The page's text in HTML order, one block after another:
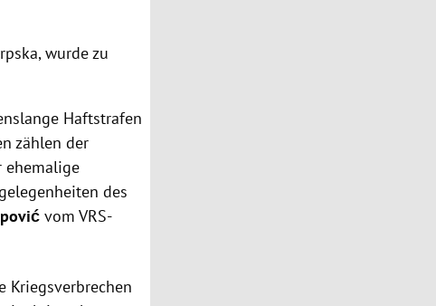
wurde zu
Haftstrafen
zählen der
ehemalige
des
vom VRS-
Kriegsverbrechen